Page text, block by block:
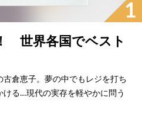
1
世界各国でベスト
倉恵子。夢の中でもレジを打ち
る…現代の実存を軽やかに問う